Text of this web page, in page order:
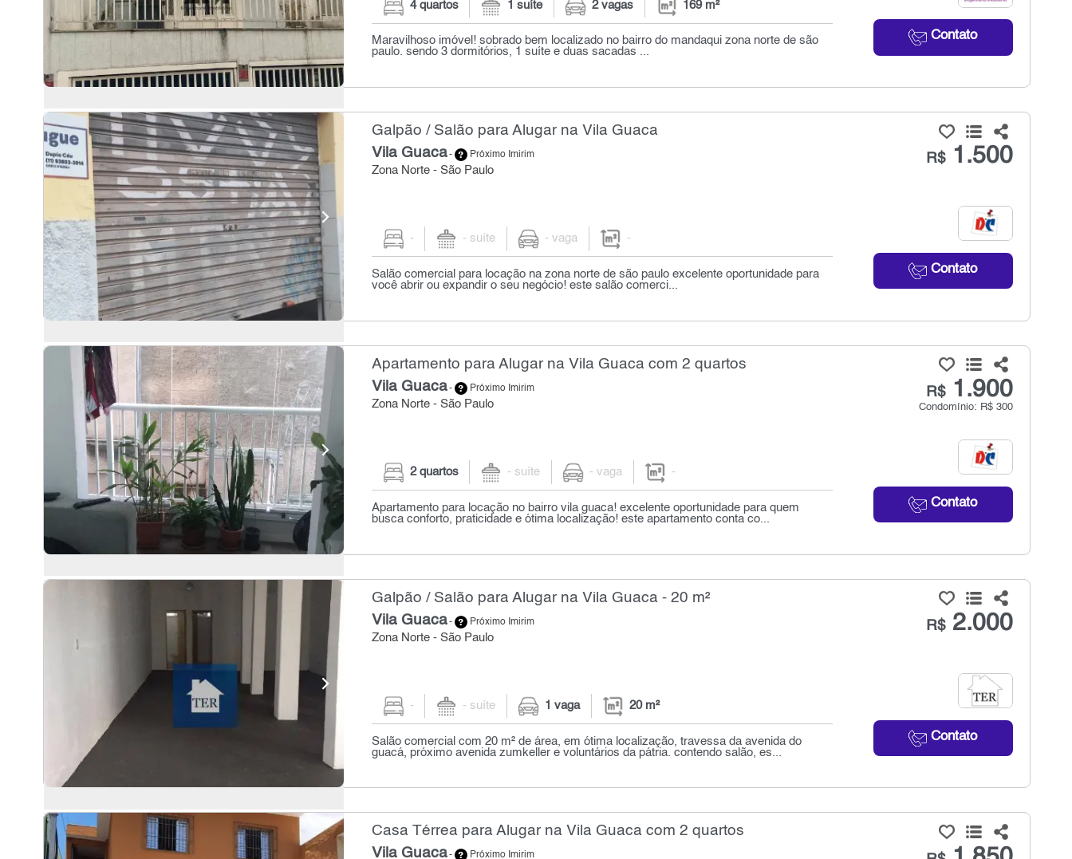
Contato
4 quartos 1 suíte 2 vagas 169 m²
Maravilhoso imóvel! sobrado bem localizado no bairro do mandaqui zona norte de são
paulo. sendo 3 dormitórios, 1 suíte e duas sacadas ...
Galpão / Salão para Alugar na Vila Guaca
Vila Guaca- Próximo Imirim
Zona Norte - São Paulo
R$1.500
Contato
- - suíte - vaga -
Salão comercial para locação na zona norte de são paulo excelente oportunidade para
você abrir ou expandir o seu negócio! este salão comerci...
Apartamento para Alugar na Vila Guaca com 2 quartos
Vila Guaca- Próximo Imirim
Zona Norte - São Paulo
R$1.900
Condomínio: R$ 300
Contato
2 quartos - suíte - vaga -
Apartamento para locação no bairro vila guaca! excelente oportunidade para quem
busca conforto, praticidade e ótima localização! este apartamento conta co...
Galpão / Salão para Alugar na Vila Guaca - 20 m²
Vila Guaca- Próximo Imirim
Zona Norte - São Paulo
R$2.000
Contato
- - suíte 1 vaga 20 m²
Salão comercial com 20 m² de área, em ótima localização, travessa da avenida do
guacá, próximo avenida zumkeller e voluntários da pátria. contendo salão, es...
Casa Térrea para Alugar na Vila Guaca com 2 quartos
Vila Guaca- Próximo Imirim